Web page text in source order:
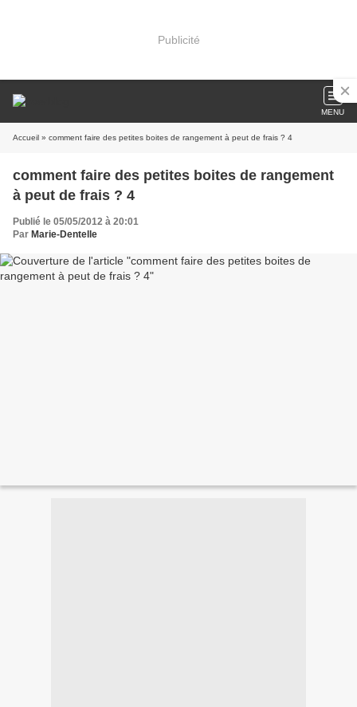
Publicité
MENU
Accueil » comment faire des petites boites de rangement à peut de frais ? 4
comment faire des petites boites de rangement
à peut de frais ? 4
Publié le 05/05/2012 à 20:01
Par Marie-Dentelle